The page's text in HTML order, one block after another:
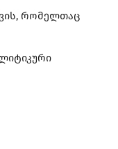
რომელთაც